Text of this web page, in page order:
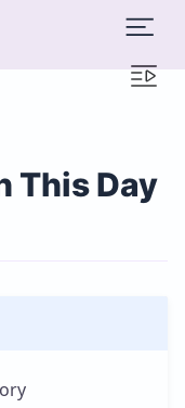
This Day